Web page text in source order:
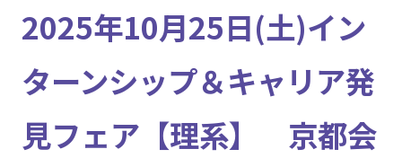
2025年10月25日(土)イン
ターンシップ＆キャリア発
見フェア【理系】 京都会